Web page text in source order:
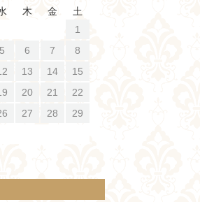
木 金
土
1
5 6 7
8
13 14
15
20 21
22
27 28
29